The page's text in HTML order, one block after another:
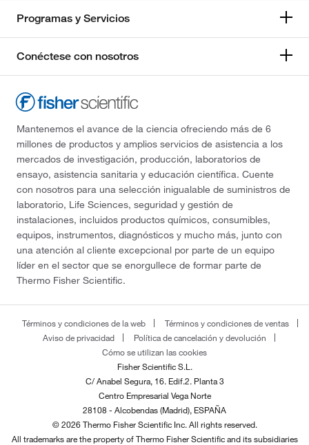
Programas y Servicios
Conéctese con nosotros
Mantenemos el avance de la ciencia ofreciendo más de 6
millones de productos y amplios servicios de asistencia a los
mercados de investigación, producción, laboratorios de
ensayo, asistencia sanitaria y educación científica. Cuente
con nosotros para una selección inigualable de suministros de
laboratorio, Life Sciences, seguridad y gestión de
instalaciones, incluidos productos químicos, consumibles,
equipos, instrumentos, diagnósticos y mucho más, junto con
una atención al cliente excepcional por parte de un equipo
líder en el sector que se enorgullece de formar parte de
Thermo Fisher Scientific.
Términos y condiciones de la web
Términos y condiciones de ventas
Aviso de privacidad
Política de cancelación y devolución
Cómo se utilizan las cookies
Fisher Scientific S.L.
C/ Anabel Segura, 16. Edif.2. Planta 3
Centro Empresarial Vega Norte
28108 - Alcobendas (Madrid), ESPAÑA
© 2026 Thermo Fisher Scientific Inc. All rights reserved.
All trademarks are the property of Thermo Fisher Scientific and its subsidiaries